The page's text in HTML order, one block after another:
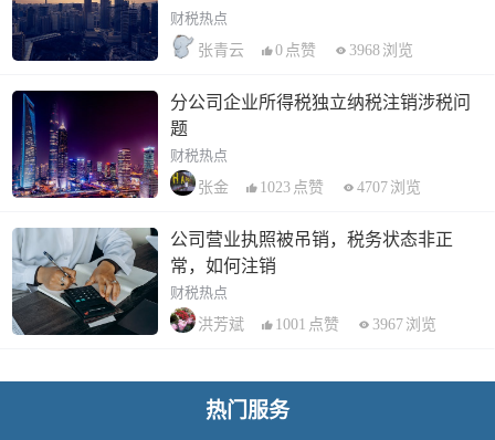
财税热点
张青云
0 点赞 3968 浏览
分公司企业所得税独立纳税注销涉税问
题
财税热点
张金
1023 点赞 4707 浏览
公司营业执照被吊销，税务状态非正
常，如何注销
财税热点
洪芳斌
1001 点赞 3967 浏览
热门服务